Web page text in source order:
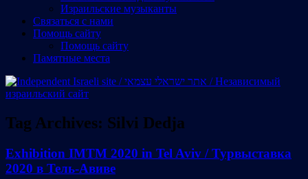
Израильские музыканты
Cвязаться с нами
Помощь сайту
Помощь сайту
Памятные места
Tag Archives: Silvi Dedja
Exhibition IMTM 2020 in Tel Aviv / Турвыставка
2020 в Тель-Авиве